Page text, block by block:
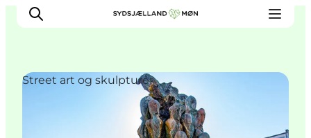
Street art og skulpturer